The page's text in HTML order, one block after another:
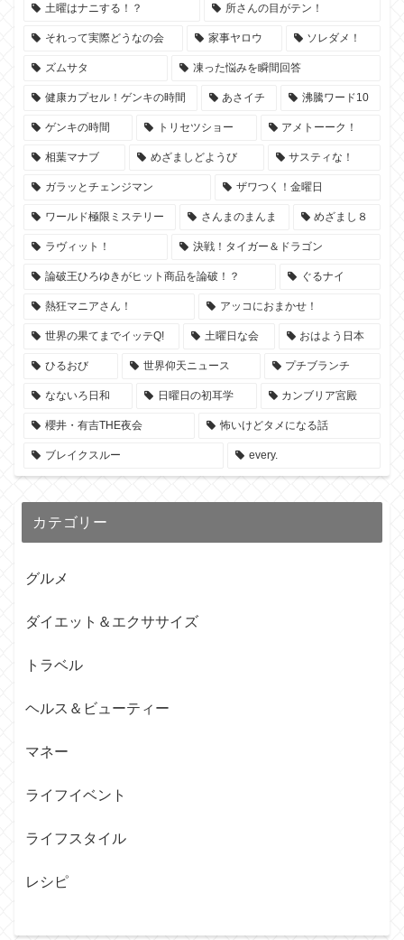
土曜はナニする！？ 所さんの目がテン！
それって実際どうなの会 家事ヤロウ ソレダメ！
ズムサタ 凍った悩みを瞬間回答
健康カプセル！ゲンキの時間 あさイチ 沸騰ワード10
ゲンキの時間 トリセツショー アメトーーク！
相葉マナブ めざましどようび サスティな！
ガラッとチェンジマン ザワつく！金曜日
ワールド極限ミステリー さんまのまんま めざまし８
ラヴィット！ 決戦！タイガー＆ドラゴン
論破王ひろゆきがヒット商品を論破！？ ぐるナイ
熱狂マニアさん！ アッコにおまかせ！
世界の果てまでイッテQ! 土曜日な会 おはよう日本
ひるおび 世界仰天ニュース プチブランチ
なないろ日和 日曜日の初耳学 カンブリア宮殿
櫻井・有吉THE夜会 怖いけどタメになる話
ブレイクスルー every.
カテゴリー
グルメ
ダイエット＆エクササイズ
トラベル
ヘルス＆ビューティー
マネー
ライフイベント
ライフスタイル
レシピ